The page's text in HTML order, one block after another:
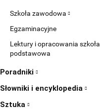
Szkoła zawodowa
Egzaminacyjne
Lektury i opracowania szkoła
podstawowa
Poradniki
Słowniki i encyklopedia
Sztuka